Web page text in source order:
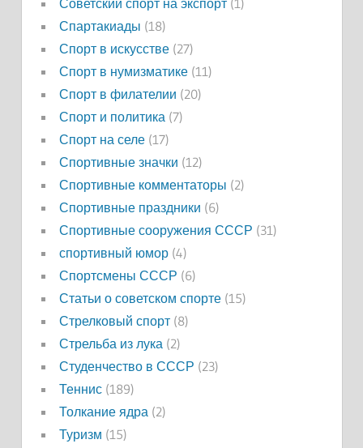
Советский спорт на экспорт(1)
Спартакиады (18)
Спорт в искусстве(27)
Спорт в нумизматике(11)
Спорт в филателии (20)
Спорт и политика(7)
Спорт на селе(17)
Спортивные значки (12)
Спортивные комментаторы (2)
Спортивные праздники (6)
Спортивные сооружения СССР (31)
спортивный юмор(4)
Спортсмены СССР (6)
Статьи о советском спорте(15)
Стрелковый спорт(8)
Стрельба из лука(2)
Студенчество в СССР (23)
Теннис(189)
Толкание ядра(2)
Туризм (15)